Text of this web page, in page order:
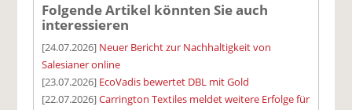
Folgende Artikel könnten Sie auch
interessieren
[24.07.2026] Neuer Bericht zur Nachhaltigkeit von
Salesianer online
[23.07.2026] EcoVadis bewertet DBL mit Gold
[22.07.2026]Carrington Textiles meldet weitere Erfolge für